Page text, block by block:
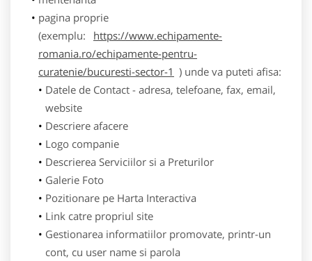
pagina proprie
(exemplu:
https://www.echipamente-
romania.ro/echipamente-pentru-
curatenie/bucuresti-sector-1 ) unde va puteti afisa:
Datele de Contact - adresa, telefoane, fax, email,
website
Descriere afacere
Logo companie
Descrierea Serviciilor si a Preturilor
Galerie Foto
Pozitionare pe Harta Interactiva
Link catre propriul site
Gestionarea informatiilor promovate, printr-un
cont, cu user name si parola